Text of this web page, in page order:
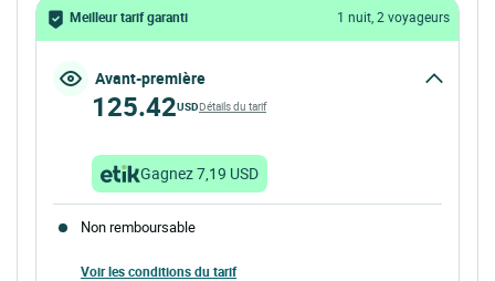
Meilleur tarif garanti 1 nuit, 2 voyageurs
Avant-première
125.42USDDétails du tarif
Gagnez 7,19 USD
Non remboursable
Voir les conditions du tarif